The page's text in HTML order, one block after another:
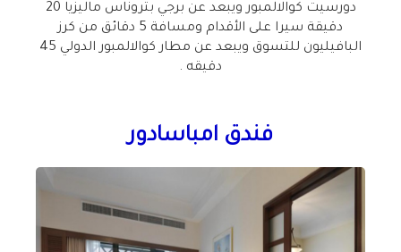
دورسيت كوالالمبور
ويبعد عن برجي بتروناس ماليزيا 20
دقيقة سيرا على الأقدام ومسافة 5 دقائق من كرز
البافيليون للتسوق ويبعد عن مطار كوالالمبور الدولي 45
دقيقه .
فندق امباسادور